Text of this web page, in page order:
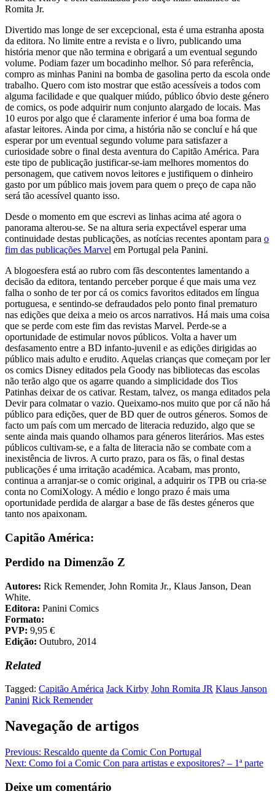
Romita Jr.
Divertido mas longe de ser excepcional, esta é uma estranha aposta
da editora. No limite entre a revista e o livro, publicando uma
história menor que não termina e obrigará a um eventual segundo
volume. Podiam fazer um bocadinho melhor. Só para referência,
compro as minhas Panini na bomba de gasolina perto da escola onde
trabalho. Quero com isto mostrar que estão acessíveis a todos com
alguma facilidade e que qualquer miúdo, público óbvio deste género
de comics, os pode adquirir num conjunto alargado de locais. Mas
10 euros por algo que é claramente inferior é uma boa forma de
afastar leitores. Ainda por cima, a história não se concluí e há que
esperar por um eventual segundo volume para satisfazer a
curiosidade sobre o final desta aventura do Capitão América. Para
este tipo de publicação justificar-se-iam melhores momentos do
personagem, que cativem novos leitores e justifiquem o dinheiro
gasto por um público mais jovem para quem o preço de capa não
será tão acessível quanto isso.
Desde o momento em que escrevi as linhas acima até agora o
panorama alterou-se. Se na altura seria expectável esperar uma
continuidade destas publicações, as notícias recentes apontam para o
fim das publicações Marvel em Portugal pela Panini.
A blogoesfera está ao rubro com fãs descontentes lamentando a
decisão da editora, tentando perceber porque é que mais uma vez
falha o sonho de ter por cá os comics favoritos editados em língua
portuguesa, e sentindo-se defraudados pelo ponto final prematuro
nas edições que deixa a meio os arcos narrativos. Há mais uma coisa
que se perde com este fim das revistas Marvel. Perde-se a
oportunidade de estimular novos públicos. Volta a haver um
desfasamento entre a BD infanto-juvenil e as edições dirigidas ao
público mais adulto e erudito. Aquelas crianças que começam por ler
os comics Disney editados pela Goody nas bibliotecas das escolas
não terão algo que os agarre quando a simplicidade dos Tios
Patinhas deixar de os cativar. Restam, talvez, os manga editados pela
Devir para colmatar o vazio. Queixamo-nos muito que por cá não há
público para edições, quer de BD quer de outros géneros. Somos de
facto um país com um mercado de literacia reduzido, algo que se
sente ainda mais quando olhamos para géneros literários. Mas estes
públicos cultivam-se, e a falta de literacia não se combate com a
inexistência de livros. A curto prazo, para os fãs, o final destas
publicações é uma irritação académica. Acabam, mas pronto,
continua a arranjar-se o comic original, a adquirir os TPB ou cria-se
conta no ComiXology. A médio e longo prazo é mais uma
oportunidade perdida de alargar a base de fãs destes géneros que
tanto nos apaixonam.
Capitão América:
Perdido na Dimenzão Z
Autores: Rick Remender, John Romita Jr., Klaus Janson, Dean
White.
Editora: Panini Comics
Formato:
PVP: 9,95 €
Edição: Outubro, 2014
Related
Tagged: Capitão América Jack Kirby John Romita JR Klaus Janson
Panini Rick Remender
Navegação de artigos
Previous: Rescaldo quente da Comic Con Portugal
Next: Como foi a Comic Con para artistas e expositores? – 1ª parte
Deixe um comentário